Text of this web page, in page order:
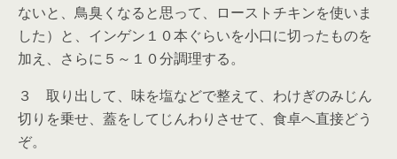
ないと、鳥臭くなると思って、ローストチキンを使いま
した）と、インゲン１０本ぐらいを小口に切ったものを
加え、さらに５～１０分調理する。
３ 取り出して、味を塩などで整えて、わけぎのみじん
切りを乗せ、蓋をしてじんわりさせて、食卓へ直接どう
ぞ。